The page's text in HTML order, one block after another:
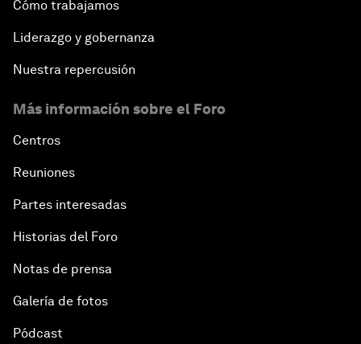
Cómo trabajamos
Liderazgo y gobernanza
Nuestra repercusión
Más información sobre el Foro
Centros
Reuniones
Partes interesadas
Historias del Foro
Notas de prensa
Galería de fotos
Pódcast